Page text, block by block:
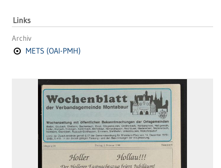
Links
Archiv
METS (OAI-PMH)